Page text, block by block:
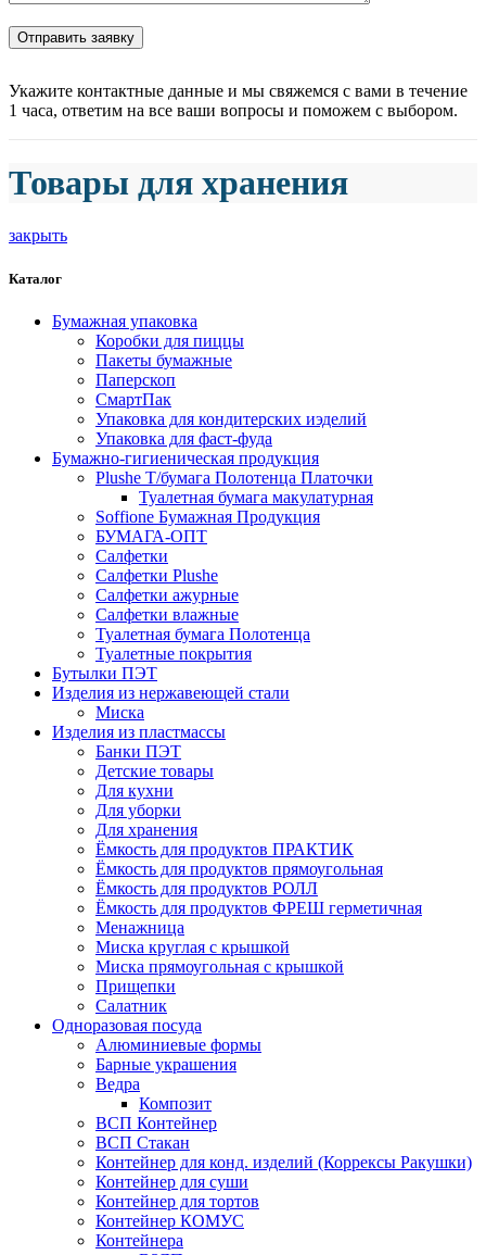
Укажите контактные данные и мы свяжемся с вами в течение
1 часа, ответим на все ваши вопросы и поможем с выбором.
Товары для хранения
закрыть
Каталог
Бумажная упаковка
Коробки для пиццы
Пакеты бумажные
Паперскоп
СмартПак
Упаковка для кондитерских иэделий
Упаковка для фаст-фуда
Бумажно-гигиеническая продукция
Plushe Т/бумага Полотенца Платочки
Туалетная бумага макулатурная
Soffione Бумажная Продукция
БУМАГА-ОПТ
Салфетки
Салфетки Plushe
Салфетки ажурные
Салфетки влажные
Туалетная бумага Полотенца
Туалетные покрытия
Бутылки ПЭТ
Изделия из нержавеющей стали
Миска
Изделия из пластмассы
Банки ПЭТ
Детские товары
Для кухни
Для уборки
Для хранения
Ёмкость для продуктов ПРАКТИК
Ёмкость для продуктов прямоугольная
Ёмкость для продуктов РОЛЛ
Ёмкость для продуктов ФРЕШ герметичная
Менажница
Миска круглая с крышкой
Миска прямоугольная с крышкой
Прищепки
Салатник
Одноразовая посуда
Алюминиевые формы
Барные украшения
Ведра
Композит
ВСП Контейнер
ВСП Стакан
Контейнер для конд. изделий (Коррексы Ракушки)
Контейнер для суши
Контейнер для тортов
Контейнер КОМУС
Контейнера